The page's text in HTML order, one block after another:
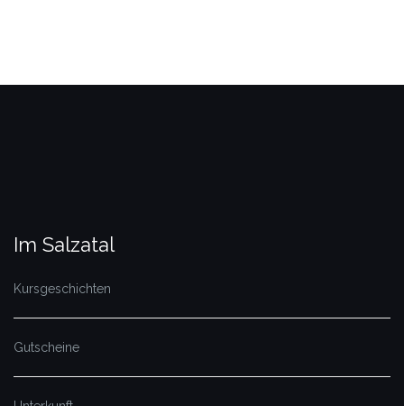
Im Salzatal
Kursgeschichten
Gutscheine